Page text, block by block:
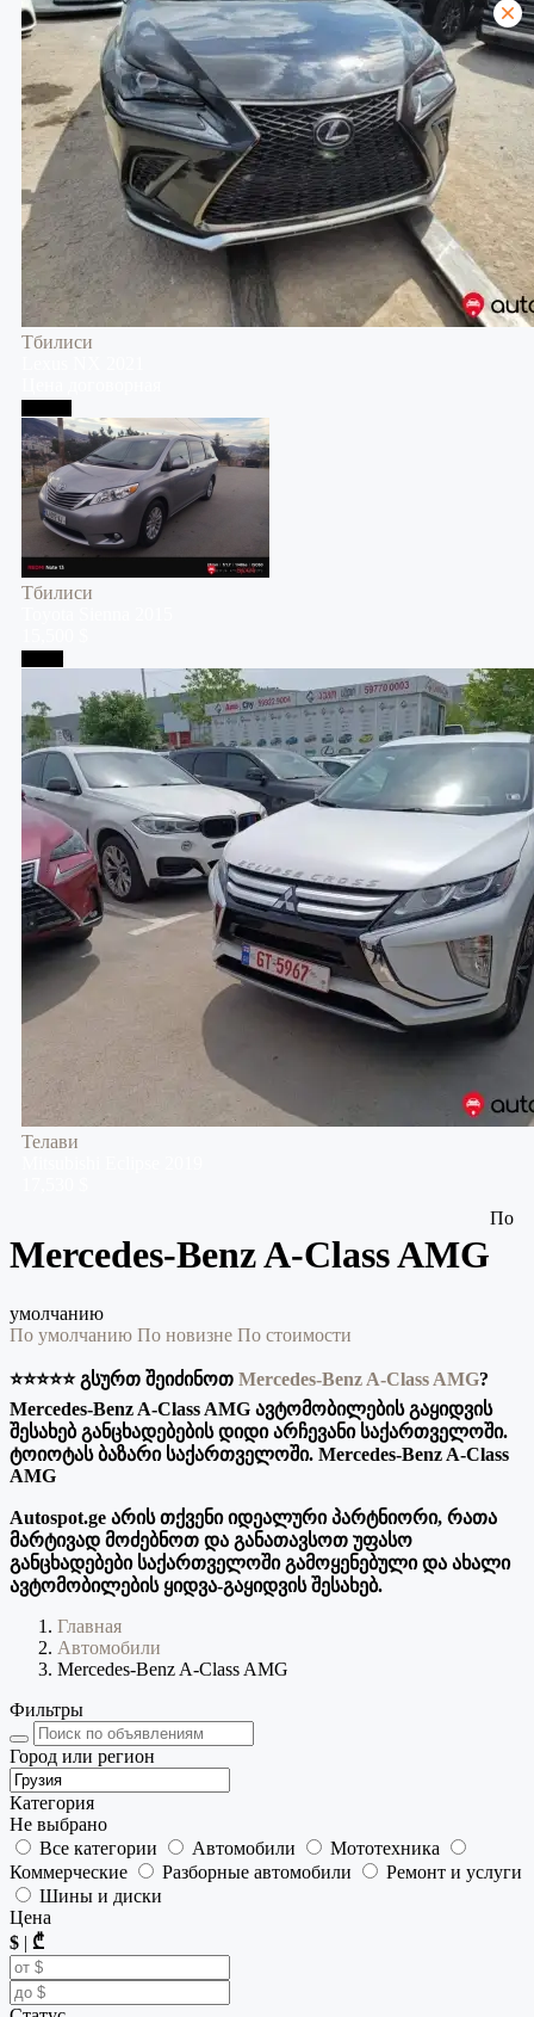
Тбилиси
Тбилиси
Телави
Mercedes-Benz A-Class AMG
По
умолчанию
По умолчанию По новизне По стоимости
⭐️⭐️⭐️⭐️⭐️ გსურთ შეიძინოთ Mercedes-Benz A-Class AMG?
Mercedes-Benz A-Class AMG ავტომობილების გაყიდვის
შესახებ განცხადებების დიდი არჩევანი საქართველოში.
ტოიოტას ბაზარი საქართველოში. Mercedes-Benz A-Class
AMG
Autospot.ge არის თქვენი იდეალური პარტნიორი, რათა
მარტივად მოძებნოთ და განათავსოთ უფასო
განცხადებები საქართველოში გამოყენებული და ახალი
ავტომობილების ყიდვა-გაყიდვის შესახებ.
Главная
Автомобили
Mercedes-Benz A-Class AMG
Фильтры
Город или регион
Категория
Не выбрано
Все категории
Автомобили
Мототехника
Коммерческие
Разборные автомобили
Ремонт и услуги
Шины и диски
Цена
$ | ₾